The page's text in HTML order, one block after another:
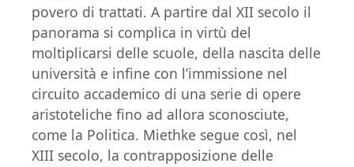
povero di trattati. A partire dal XII secolo il
panorama si complica in virtù del
moltiplicarsi delle scuole, della nascita delle
università e infine con l’immissione nel
circuito accademico di una serie di opere
aristoteliche fino ad allora sconosciute,
come la Politica. Miethke segue così, nel
XIII secolo, la contrapposizione delle